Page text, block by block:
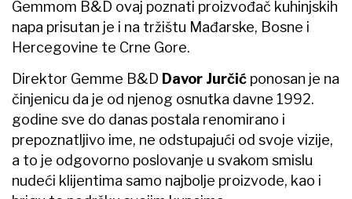
Gemmom B&D ovaj poznati proizvođač kuhinjskih
napa prisutan je i na tržištu Mađarske, Bosne i
Hercegovine te Crne Gore.
Direktor Gemme B&D Davor Jurčić ponosan je na
činjenicu da je od njenog osnutka davne 1992.
godine sve do danas postala renomirano i
prepoznatljivo ime, ne odstupajući od svoje vizije,
a to je odgovorno poslovanje u svakom smislu
nudeći klijentima samo najbolje proizvode, kao i